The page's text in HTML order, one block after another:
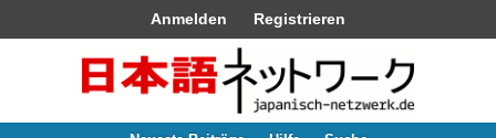
Anmelden Registrieren